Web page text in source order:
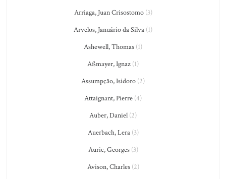
Arriaga, Juan Crisostomo(3)
Arvelos, Januário da Silva (1)
Ashewell, Thomas (1)
Aßmayer, Ignaz (1)
Assumpção, Isidoro (2)
Attaignant, Pierre (4)
Auber, Daniel (2)
Auerbach, Lera(3)
Auric, Georges(3)
Avison, Charles(2)